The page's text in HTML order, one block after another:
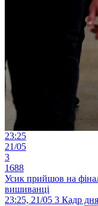
23:25
21/05
3
1688
Усик прийшов на
вишиванці
23:25, 21/05 3 Кадр дня